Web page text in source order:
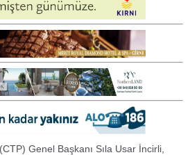
Genel Başkanı Sıla Usar İncirli,